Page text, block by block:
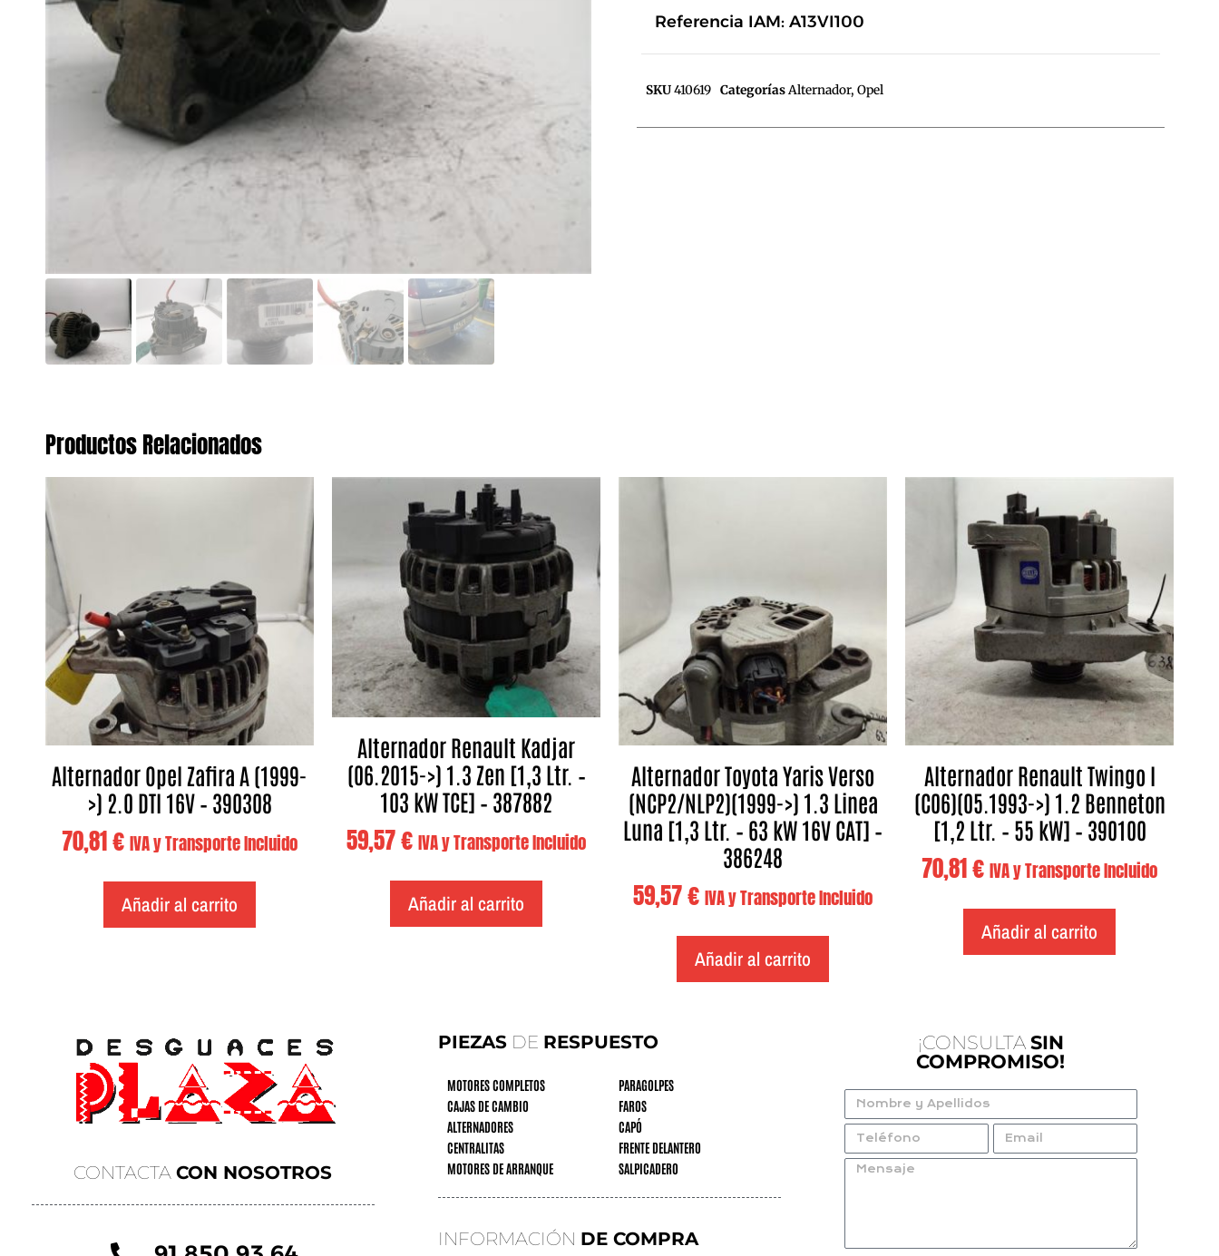
Referencia IAM: A13VI100
SKU410619 CategoríasAlternador, Opel
Productos Relacionados
Alternador Opel Zafira A (1999-
>) 2.0 DTI 16V – 390308
70,81€ IVA y Transporte Incluido
Añadir al carrito
Alternador Renault Kadjar
(06.2015->) 1.3 Zen [1,3 Ltr. –
103 kW TCE] – 387882
59,57€ IVA y Transporte Incluido
Añadir al carrito
Alternador Toyota Yaris Verso
(NCP2/NLP2)(1999->) 1.3 Linea
Luna [1,3 Ltr. – 63 kW 16V CAT] –
386248
59,57€ IVA y Transporte Incluido
Añadir al carrito
Alternador Renault Twingo I
(C06)(05.1993->) 1.2 Benneton
[1,2 Ltr. – 55 kW] – 390100
70,81€ IVA y Transporte Incluido
Añadir al carrito
CONTACTACON NOSOTROS
PIEZASDE RESPUESTO
MOTORES COMPLETOS
CAJAS DE CAMBIO
ALTERNADORES
CENTRALITAS
MOTORES DE ARRANQUE
PARAGOLPES
FAROS
CAPÓ
FRENTE DELANTERO
SALPICADERO
INFORMACIÓN DE COMPRA
¡CONSULTA SIN
COMPROMISO!